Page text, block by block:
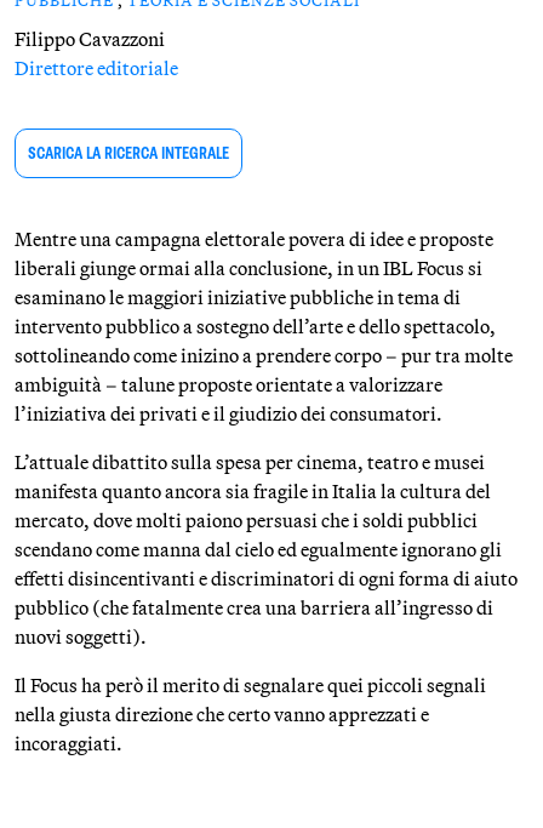
Filippo Cavazzoni
Direttore editoriale
SCARICA LA RICERCA INTEGRALE
Mentre una campagna elettorale povera di idee e proposte
liberali giunge ormai alla conclusione, in un IBL Focus si
esaminano le maggiori iniziative pubbliche in tema di
intervento pubblico a sostegno dell’arte e dello spettacolo,
sottolineando come inizino a prendere corpo – pur tra molte
ambiguità – talune proposte orientate a valorizzare
l’iniziativa dei privati e il giudizio dei consumatori.
L’attuale dibattito sulla spesa per cinema, teatro e musei
manifesta quanto ancora sia fragile in Italia la cultura del
mercato, dove molti paiono persuasi che i soldi pubblici
scendano come manna dal cielo ed egualmente ignorano gli
effetti disincentivanti e discriminatori di ogni forma di aiuto
pubblico (che fatalmente crea una barriera all’ingresso di
nuovi soggetti).
Il Focus ha però il merito di segnalare quei piccoli segnali
nella giusta direzione che certo vanno apprezzati e
incoraggiati.